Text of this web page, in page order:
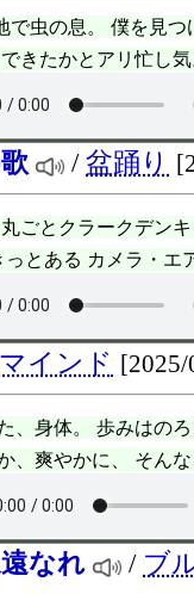
で虫の息。 僕を見
きたかとアリ忙し
/盆踊り
ごとクラークデン
とある カメラ・エ
インド
、身体。 歩みはの
、爽やかに、 そん
なれ / ブ